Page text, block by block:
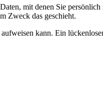
mit denen Sie
Zweck das geschieht.
kann. Ein